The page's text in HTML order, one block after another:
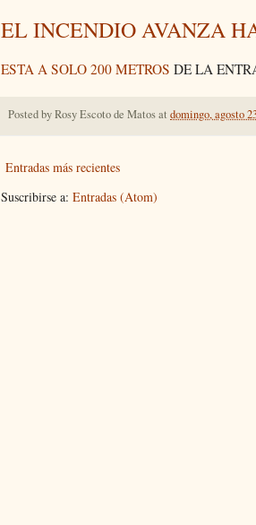
EL INCENDIO AVANZA
ESTA A SOLO 200 METROS DE LA
Posted byRosy Escoto de Matosat domingo, agosto
Entradas más recientes
Suscribirse a: Entradas (Atom)